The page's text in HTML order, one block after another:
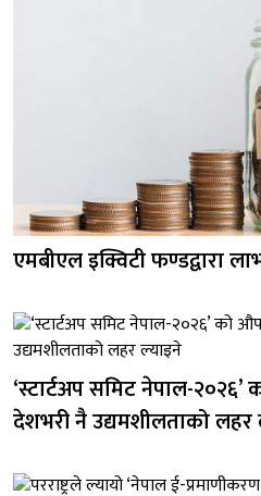
एमबीएल इक्विटी फण्डद्वारा
‘स्टार्टअप समिट नेपाल-
देशभरी नै उद्यमशीलताको लहर